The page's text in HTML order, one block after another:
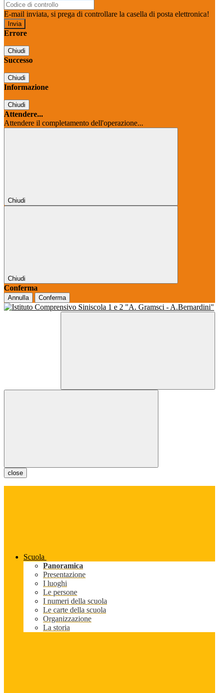
E-mail inviata, si prega di controllare la casella di posta elettronica!
Errore
Chiudi
Successo
Chiudi
Informazione
Chiudi
Attendere...
Attendere il completamento dell'operazione...
Chiudi
Chiudi
Conferma
Annulla Conferma
close
Scuola
Panoramica
Presentazione
I luoghi
Le persone
I numeri della scuola
Le carte della scuola
Organizzazione
La storia